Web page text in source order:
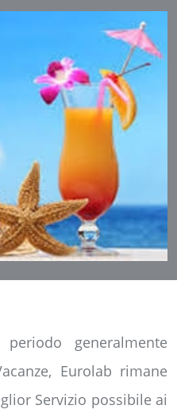
generalmente
Eurolab rimane
Servizio possibile ai